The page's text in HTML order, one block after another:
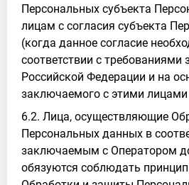
Персональных субъекта
лицам с согласия субъекта
(когда данное согласие
соответствии с требованиями
Российской Федерации и на
заключаемого с этими
6.2. Лица, осуществляющие
Персональных данных в
заключаемым с Оператором
обязуются соблюдать